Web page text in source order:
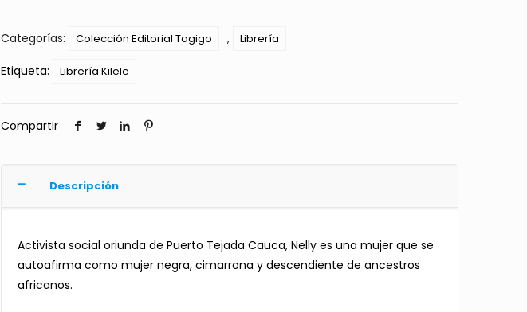
Categorías: Colección Editorial Tagigo , Librería
Etiqueta: Librería Kilele
Compartir
Descripción
Activista social oriunda de Puerto Tejada Cauca, Nelly es una mujer que se
autoafirma como mujer negra, cimarrona y descendiente de ancestros
africanos.